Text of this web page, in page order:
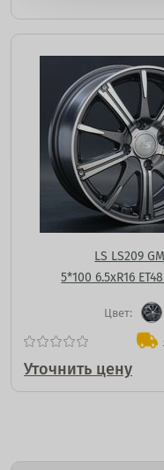
LS LS209
5*100 6.5xR16
Цвет:
Уточнить цену